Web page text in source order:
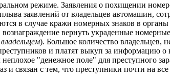
режиме. Заявления о похищении
заявлений от владельцев автомашин,
в случае кражи номерных знаков в
вернуть украденные
). Большое количество владельцев,
и платят выкуп за информацию
"денежное поле" для преступного
и связан с тем, что преступники почти на